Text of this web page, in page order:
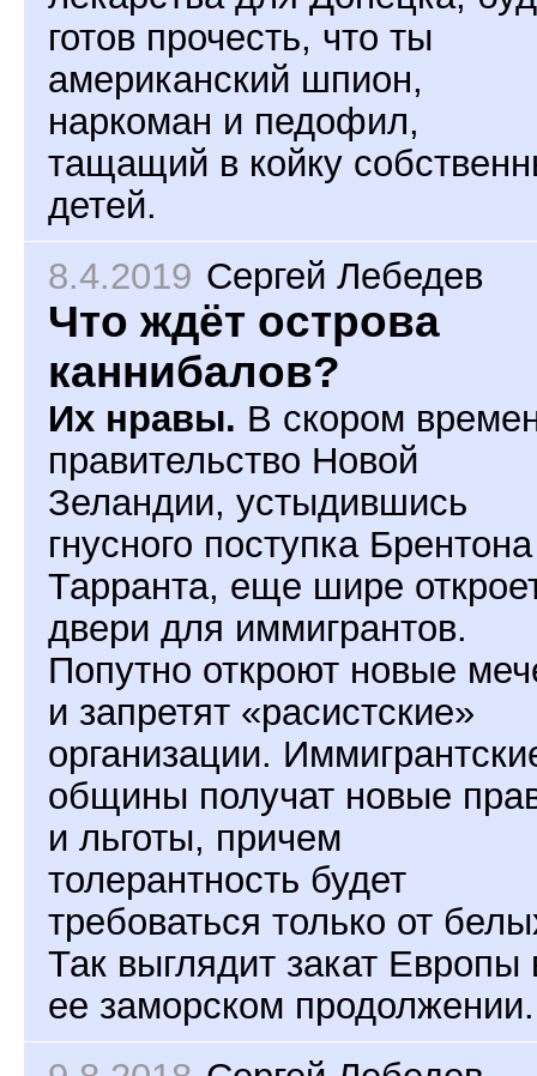
готов прочесть, что ты
американский шпион,
наркоман и педофил,
тащащий в койку
детей.
8.4.2019 Сергей Лебедев
Что ждёт острова
каннибалов?
Их нравы. В скором
правительство Новой
Зеландии, устыдившись
гнусного поступка Брентона
Тарранта, еще шире
двери для иммигрантов.
Попутно откроют новые
и запретят «расистские»
организации.
общины получат новые
и льготы, причем
толерантность будет
требоваться только от
Так выглядит закат Европы
ее заморском продолжении.